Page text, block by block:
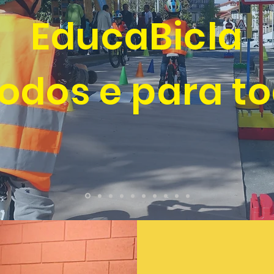
EducaBicla
e para